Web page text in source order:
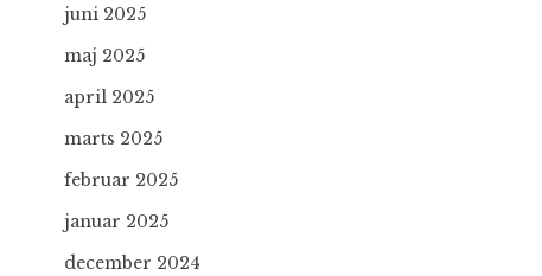
juni 2025
maj 2025
april 2025
marts 2025
februar 2025
januar 2025
december 2024